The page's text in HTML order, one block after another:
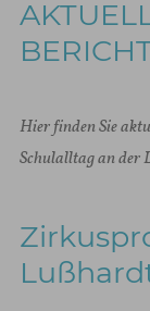
Hier finden Sie
Schulalltag an der